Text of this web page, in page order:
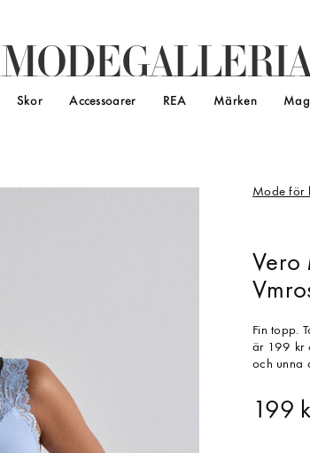
MODEGALLERIA
Skor Accessoarer REA Märken
Mode för
Vero
Fin topp.
är 199 kr
och unna
199